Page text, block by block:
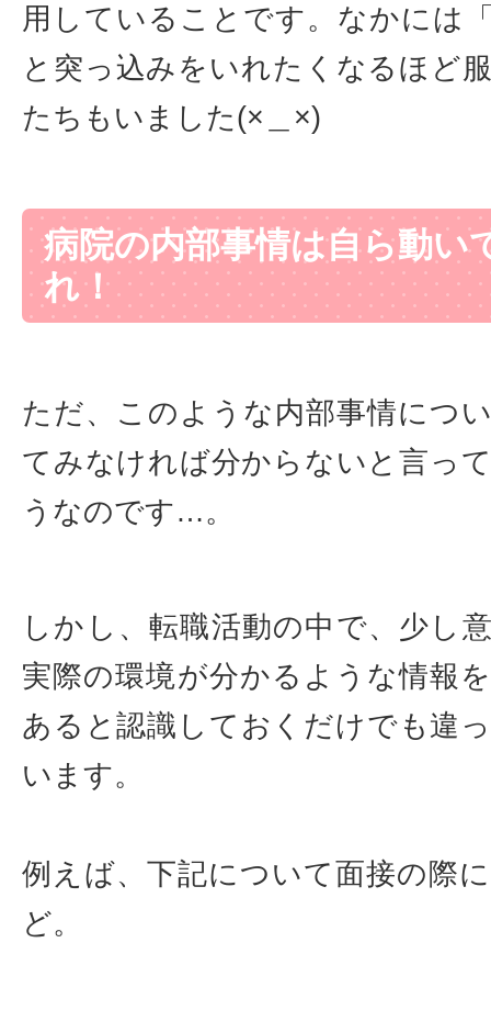
用していることです。なかには
と突っ込みをいれたくなるほど
たちもいました(×＿×)
病院の内部事情は自ら動い
れ！
ただ、このような内部事情につ
てみなければ分からないと言っ
うなのです…。
しかし、転職活動の中で、少し
実際の環境が分かるような情報
あると認識しておくだけでも違
います。
例えば、下記について面接の際
ど。